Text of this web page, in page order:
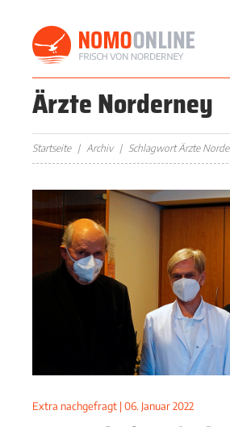
Ärzte Norderney
Startseite Archiv Schlagwort Ärzte
Extra nachgefragt | 06. Januar 2022